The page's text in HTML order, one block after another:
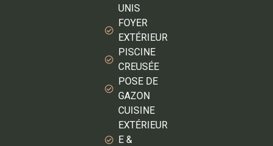
UNIS
FOYER
EXTÉRIEUR
PISCINE
CREUSÉE
POSE DE
GAZON
CUISINE
EXTÉRIEUR
E &